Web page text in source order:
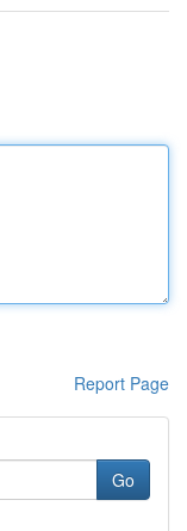
Report Page
Go